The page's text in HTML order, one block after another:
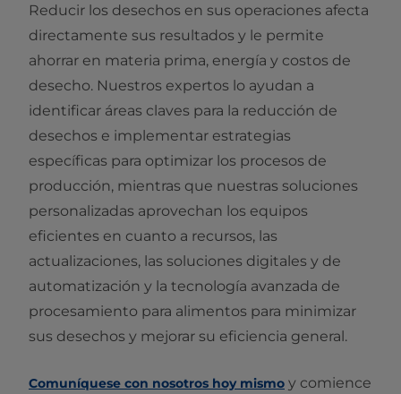
Reducir los desechos en sus operaciones afecta
directamente sus resultados y le permite
ahorrar en materia prima, energía y costos de
desecho. Nuestros expertos lo ayudan a
identificar áreas claves para la reducción de
desechos e implementar estrategias
específicas para optimizar los procesos de
producción, mientras que nuestras soluciones
personalizadas aprovechan los equipos
eficientes en cuanto a recursos, las
actualizaciones, las soluciones digitales y de
automatización y la tecnología avanzada de
procesamiento para alimentos para minimizar
sus desechos y mejorar su eficiencia general.
Comuníquese con nosotros hoy mismo y comience